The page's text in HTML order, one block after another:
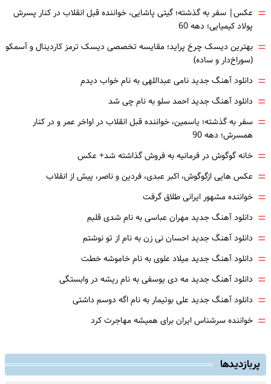
= عکس| سفر به گذشته؛ گیتی پاشایی، خواننده قبل انقلاب در کنار پسرش
پولاد کیمیایی؛ دهه 60
= بهترین دیسک چرخ پراید؛ مقایسه تخصصی دیسک ترمز کاردینال و آسمکو
(سوراخ‌دار و ساده)
= دانلود آهنگ جدید نامی عبداللهی به نام خواب دیدم
= دانلود آهنگ جدید احمد سلو به نام چی شد
= سفر به گذشته؛ یاسمین، خواننده قبل انقلاب در اواخر عمر و در کنار
همسرش؛ دهه 90
= خانه گوگوش در فرمانیه به فروش گذاشته شد+ عکس
= عکس هایی ازگوگوش، اکبر عبدی، فردین و ناصر، پیش از انقلاب
= خواننده مشهور ایرانی طلاق گرفت
= دانلود آهنگ جدید مهران عباسی به نام شدی قلبم
= دانلود آهنگ جدید احسان نی زن به نام از تو نوشتم
= دانلود آهنگ جدید میلاد علوی به نام خاموشه خطت
= دانلود آهنگ جدید مه دی یوسفی به نام ریشه در وابستگی
= دانلود آهنگ جدید علی بوتیمار به نام اگه دوسم داشتی
= خواننده سرشناس ایران برای همیشه مهاجرت کرد
پربازدیدها